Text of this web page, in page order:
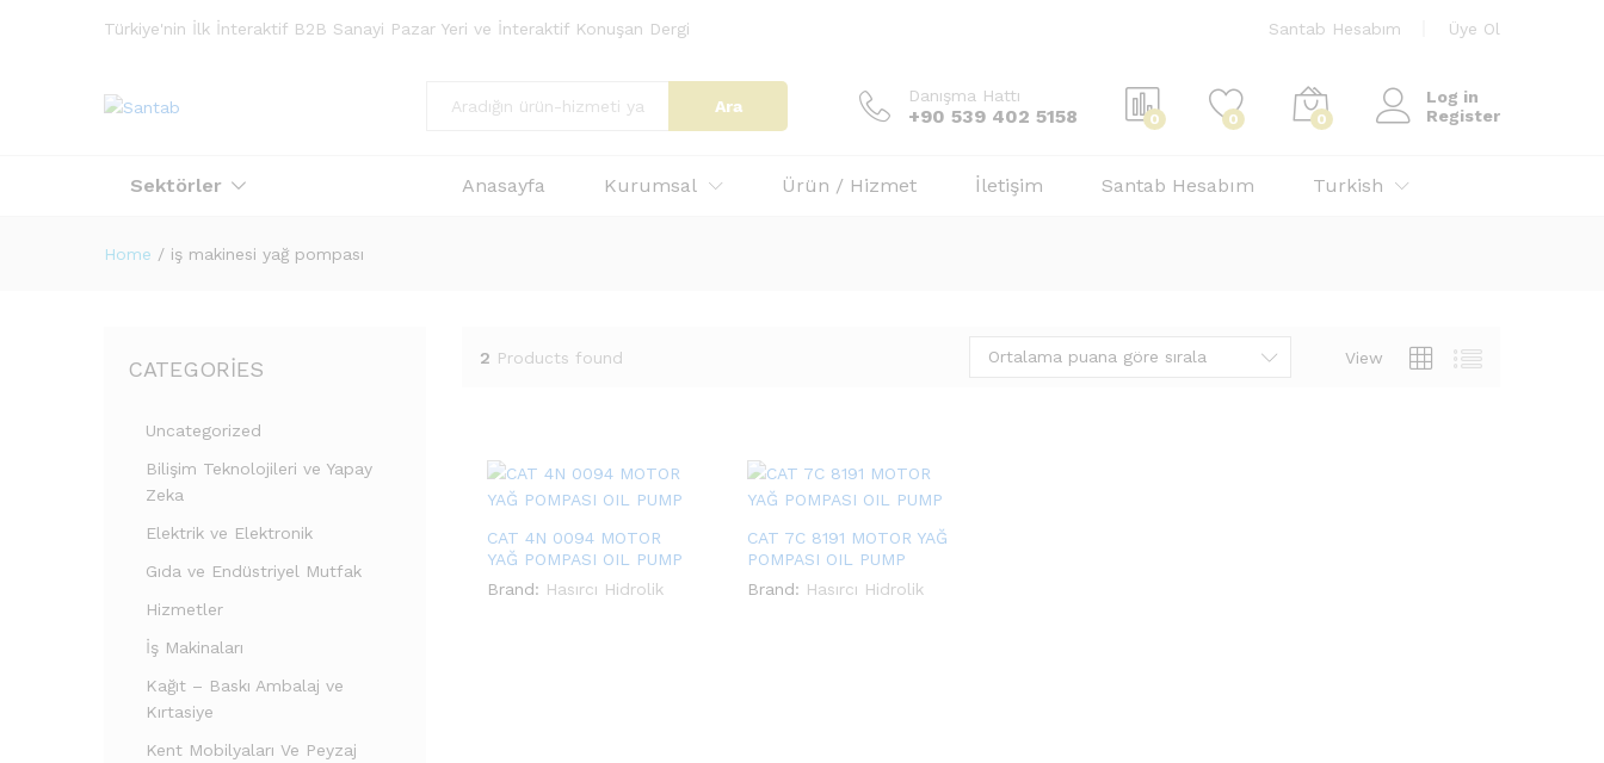
Türkiye'nin İlk İnteraktif B2B Sanayi Pazar Yeri ve İnteraktif Konuşan Dergi Santab Hesabım Üye Ol
Tümü Ara
Danışma Hattı
+90 539 402 5158 0 0 0
Log in
Register
Sektörler Anasayfa Kurumsal Ürün / Hizmet İletişim Santab Hesabım Turkish
Home / iş makinesi yağ pompası
2 Products found View
Ortalama puana göre sırala
CAT 4N 0094 MOTOR
YAĞ POMPASI OIL PUMP
Brand: Hasırcı Hidrolik
CAT 7C 8191 MOTOR YAĞ
POMPASI OIL PUMP
Brand: Hasırcı Hidrolik
CATEGORIES
Uncategorized
Bilişim Teknolojileri ve Yapay
Zeka
Elektrik ve Elektronik
Gıda ve Endüstriyel Mutfak
Hizmetler
İş Makinaları
Kağıt – Baskı Ambalaj ve
Kırtasiye
Kent Mobilyaları Ve Peyzaj